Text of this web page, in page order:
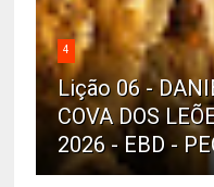
4
Lição 06 -
COVA DOS
2026 - EBD -